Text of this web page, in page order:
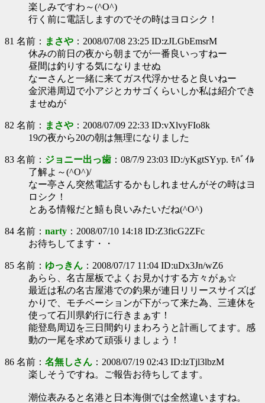
楽しみですわ～(^O^)
行く前に電話しますのでその時はヨロシク！
81 名前： まさや ：2008/07/08 23:25 ID:zJLGbEmsrM
休みの前日の夜から朝までが一番良いっすねー
昼間は釣りする気になりませぬ
なーさんと一緒に来てガス代浮かせると良いねー
金沢港周辺で小アジとカサゴくらいしか私は紹介でき
ませぬが
82 名前： まさや ：2008/07/09 22:33 ID:vXlvyFIo8k
19の夜から20の朝は無理になりました
83 名前： ジョニー出っ歯 ：08/7/9 23:03 ID:/yKgtSYyp. ﾓﾊﾞｲﾙ
了解よ～(^O^)/
なー亭さん突然電話するかもしれませんがその時はヨ
ロシク！
とある情報だと鱚も良いみたいだね(^O^)
84 名前： narty ：2008/07/10 14:18 ID:Z3ficG2ZFc
お待ちしてます・・
85 名前： ゆっきん ：2008/07/17 11:04 ID:uDx3Jn/wZ6
あらら、名古屋板でよくお見かけする方々がぁ☆
最近は私の名古屋港での釣果が連日リリースサイズば
かりで、モチベーションが下がって来た為、三連休を
使って石川県釣行に行きまぁす！
能登島周辺を三日間釣りまわろうと計画してます。感
動の一尾を求めて頑張りましょう！
86 名前： 名無しさん ：2008/07/19 02:43 ID:lzTjl3lbzM
楽しそうですね。ご報告お待ちしてます。
潮位表みると名港と日本海側では全然違いますね。